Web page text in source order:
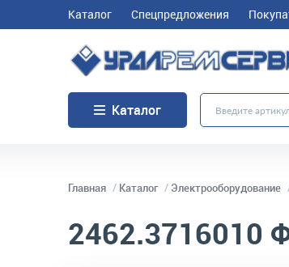
Каталог Спецпредложения
Каталог
Главная Каталог Электрооборудование
2462.3716010